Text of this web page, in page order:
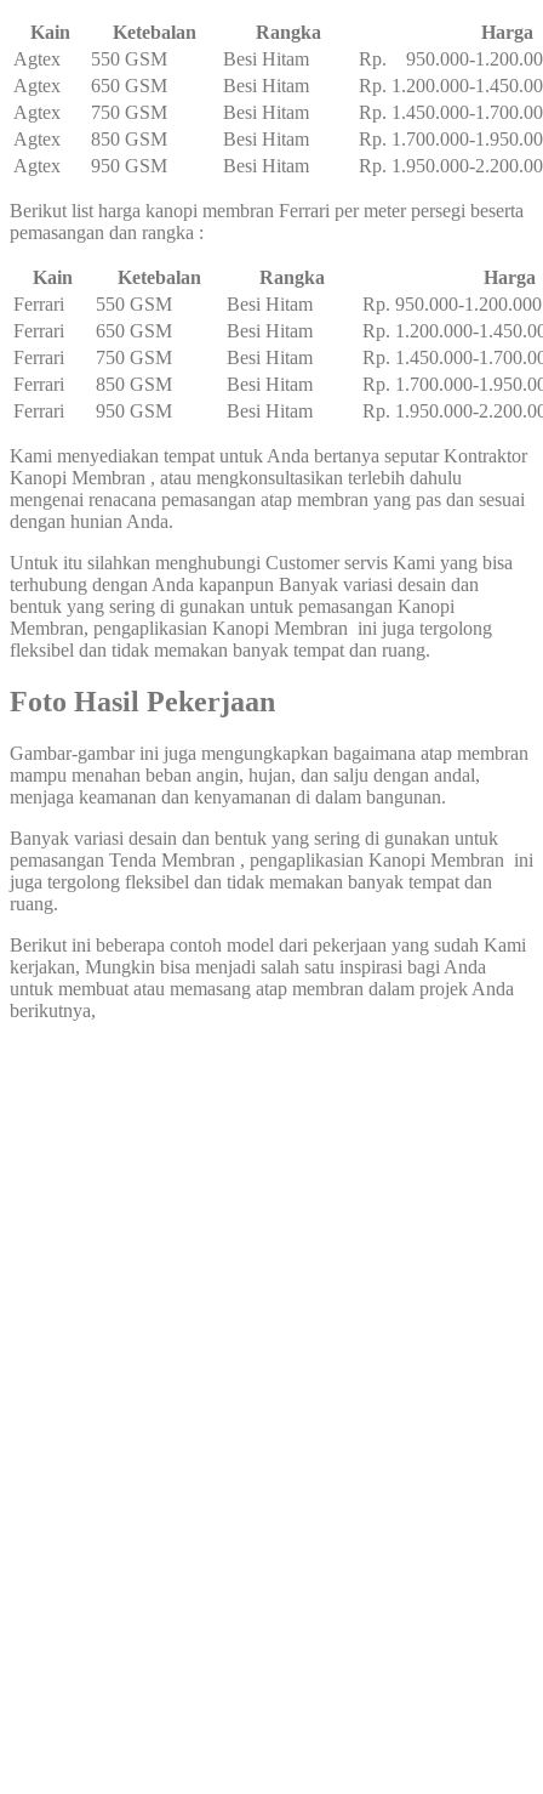
Kain Ketebalan Rangka
Harga
Agtex
550 GSM Besi Hitam
Rp. 950.000-
Agtex
650 GSM Besi Hitam
Rp. 1.200.000-
Agtex
750 GSM Besi Hitam
Rp. 1.450.000-
Agtex
850 GSM Besi Hitam
Rp. 1.700.000-
Agtex
950 GSM Besi Hitam Rp. 1.950.000-
Berikut list harga kanopi membran Ferrari per meter persegi beserta
pemasangan dan rangka :
Kain Ketebalan Rangka
Harga
Ferrari
550 GSM Besi Hitam
Rp. 950.000-1.200.000
Ferrari
650 GSM Besi Hitam
Rp. 1.200.000-
Ferrari
750 GSM Besi Hitam
Rp. 1.450.000-
Ferrari
850 GSM Besi Hitam
Rp. 1.700.000-
Ferrari
950 GSM Besi Hitam Rp. 1.950.000-
Kami menyediakan tempat untuk Anda bertanya seputar Kontraktor
Kanopi Membran , atau mengkonsultasikan terlebih dahulu
mengenai renacana pemasangan atap membran yang pas dan sesuai
dengan hunian Anda.
Untuk itu silahkan menghubungi Customer servis Kami yang bisa
terhubung dengan Anda kapanpun Banyak variasi desain dan
bentuk yang sering di gunakan untuk pemasangan Kanopi
Membran, pengaplikasian Kanopi Membran ini juga tergolong
fleksibel dan tidak memakan banyak tempat dan ruang.
Foto Hasil Pekerjaan
Gambar-gambar ini juga mengungkapkan bagaimana atap membran
mampu menahan beban angin, hujan, dan salju dengan andal,
menjaga keamanan dan kenyamanan di dalam bangunan.
Banyak variasi desain dan bentuk yang sering di gunakan untuk
pemasangan Tenda Membran , pengaplikasian Kanopi Membran ini
juga tergolong fleksibel dan tidak memakan banyak tempat dan
ruang.
Berikut ini beberapa contoh model dari pekerjaan yang sudah Kami
kerjakan, Mungkin bisa menjadi salah satu inspirasi bagi Anda
untuk membuat atau memasang atap membran dalam projek Anda
berikutnya,